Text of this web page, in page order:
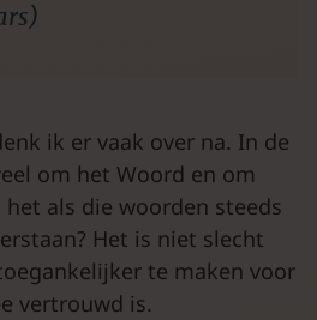
ik er vaak over na. In de
om het Woord en om
als die woorden steeds
Het is niet slecht
te maken voor
vertrouwd is.